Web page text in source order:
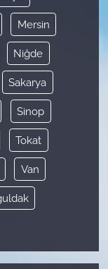
Mersin
Niğde
Sakarya
Sinop
Tokat
Van